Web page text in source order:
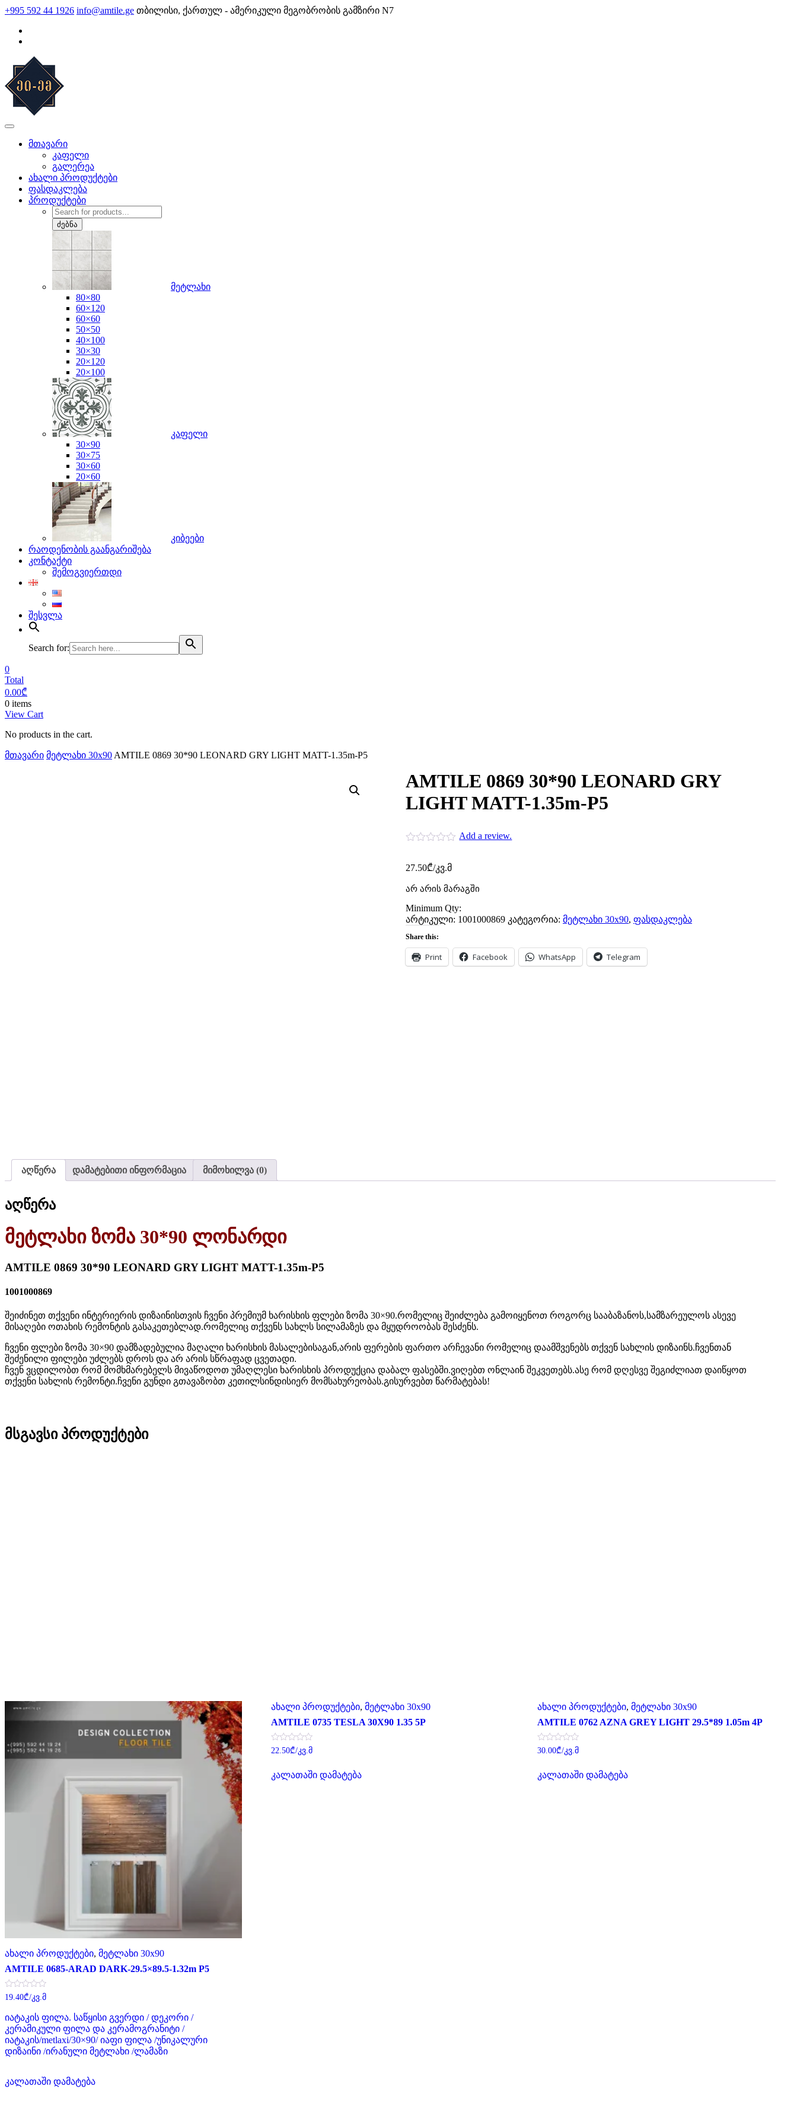
Skip
content
+995 592 44 1926 info@amtile.ge თბილისი, ქართულ - ამერიკული მეგობრობის გამზირი N7
მთავარი
კაფელი
გალერეა
ახალი პროდუქტები
ფასდაკლება
პროდუქტები
Products
search
ძებნა
მეტლახი
80×80
60×120
60×60
50×50
40×100
30×30
20×120
20×100
კაფელი
30×90
30×75
30×60
20×60
კიბეები
რაოდენობის გაანგარიშება
კონტაქტი
შემოგვიერთდი
შესვლა
Search for:
0
Total
0.00₾
0 items
View Cart
No products in the cart.
მთავარი მეტლახი 30x90 AMTILE 0869 30*90 LEONARD GRY LIGHT MATT-1.35m-P5
AMTILE 0869 30*90 LEONARD GRY
LIGHT MATT-1.35m-P5
Add a review.
27.50₾/კვ.მ
არ არის მარაგში
Minimum Qty:
არტიკული: 1001000869 კატეგორია: მეტლახი 30x90, ფასდაკლება
Share this:
Print Facebook WhatsApp Telegram
აღწერა დამატებითი ინფორმაცია მიმოხილვა (0)
აღწერა
მეტლახი ზომა 30*90 ლონარდი
AMTILE 0869 30*90 LEONARD GRY LIGHT MATT-1.35m-P5
1001000869
შეიძინეთ თქვენი ინტერიერის დიზაინისთვის ჩვენი პრემიუმ ხარისხის ფლები ზომა 30×90.რომელიც შეიძლება გამოიყენოთ როგორც სააბაზანოს,სამზარეულოს ასევე
მისაღები ოთახის რემონტის გასაკეთებლად.რომელიც თქვენს სახლს სილამაზეს და მყუდროობას შესძენს.
ჩვენი ფლები ზომა 30×90 დამზადებულია მაღალი ხარისხის მასალებისაგან,არის ფერების ფართო არჩევანი რომელიც დაამშვენებს თქვენ სახლის დიზაინს.ჩვენთან
შეძენილი ფილები უძლებს დროს და არ არის სწრაფად ცვეთადი.
ჩვენ ვცდილობთ რომ მომხმარებელს მივაწოდოთ უმაღლესი ხარისხის პროდუქცია დაბალ ფასებში.ვიღებთ ონლაინ შეკვეთებს.ასე რომ დღესვე შეგიძლიათ დაიწყოთ
თქვენი სახლის რემონტი.ჩვენი გუნდი გთავაზობთ კეთილსინდისიერ მომსახურეობას.გისურვებთ წარმატებას!
მსგავსი პროდუქტები
ახალი პროდუქტები, მეტლახი 30x90
AMTILE 0685-ARAD DARK-29.5×89.5-1.32m P5
შეფასება
0
5-
დან
19.40₾/კვ.მ
იატაკის ფილა. საწყისი გვერდი / დეკორი /
კერამიკული ფილა და კერამოგრანიტი /
იატაკის/metlaxi/30×90/ იაფი ფილა /უნიკალური
დიზაინი /ირანული მეტლახი /ლამაზი
კალათაში დამატება
ახალი პროდუქტები,მეტლახი 30x90
AMTILE 0735 TESLA 30X90 1.35 5P
შეფასება
0
5-
დან
22.50₾/კვ.მ
კალათაში დამატება
ახალი პროდუქტები,მეტლახი 30x90
AMTILE 0762 AZNA GREY LIGHT 29.5*89 1.05m 4P
შეფასება
0
5-
დან
30.00₾/კვ.მ
კალათაში დამატება